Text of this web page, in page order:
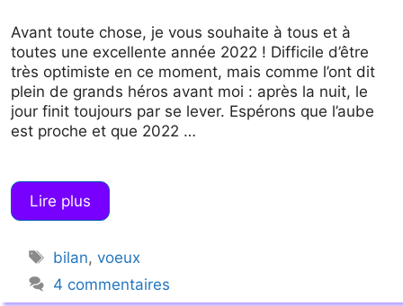
Avant toute chose, je vous souhaite à tous et à
toutes une excellente année 2022 ! Difficile d’être
très optimiste en ce moment, mais comme l’ont dit
plein de grands héros avant moi : après la nuit, le
jour finit toujours par se lever. Espérons que l’aube
est proche et que 2022 …
Lire plus
Étiquettes
bilan,voeux
4 commentaires